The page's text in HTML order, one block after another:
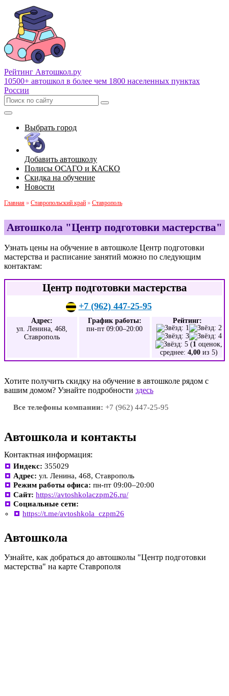
Рейтинг Автошкол.ру
10500+ автошкол в более чем 1800 населенных пунктах
России
Выбрать город
Добавить автошколу
Полисы ОСАГО и КАСКО
Скидка на обучение
Новости
Главная » Ставропольский край » Ставрополь
Автошкола "Центр подготовки мастерства"
Узнать цены на обучение в автошколе Центр подготовки
мастерства и расписание занятий можно по следующим
контактам:
Центр подготовки мастерства
+7 (962) 447-25-95
Адрес:
ул. Ленина, 468,
Ставрополь
График работы:
пн-пт 09:00–20:00
Рейтинг:
(1 оценок,
среднее: 4,00 из 5)
Хотите получить скидку на обучение в автошколе рядом с
вашим домом? Узнайте подробности здесь
Все телефоны компании: +7 (962) 447-25-95
Автошкола и контакты
Контактная информация:
Индекс: 355029
Адрес: ул. Ленина, 468, Ставрополь
Режим работы офиса: пн-пт 09:00–20:00
Сайт: https://avtoshkolaczpm26.ru/
Социальные сети:
https://t.me/avtoshkola_czpm26
Автошкола
Узнайте, как добраться до автошколы "Центр подготовки
мастерства" на карте Ставрополя